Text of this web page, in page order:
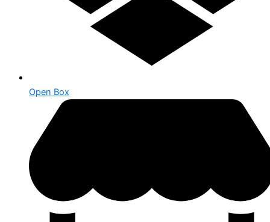
Open Box